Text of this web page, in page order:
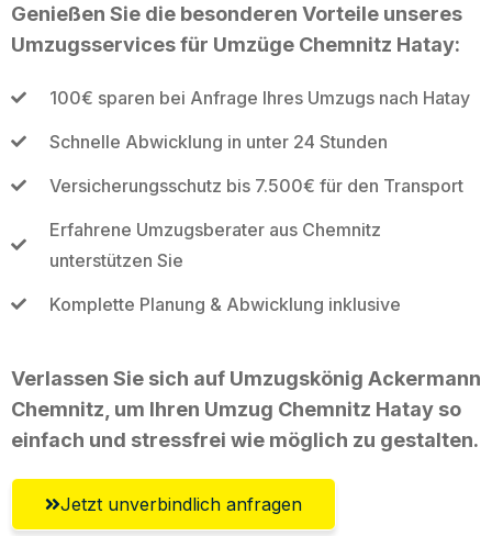
Genießen Sie die besonderen Vorteile unseres
Umzugsservices für Umzüge Chemnitz Hatay:
100€ sparen bei Anfrage Ihres Umzugs nach Hatay
Schnelle Abwicklung in unter 24 Stunden
Versicherungsschutz bis 7.500€ für den Transport
Erfahrene Umzugsberater aus Chemnitz
unterstützen Sie
Komplette Planung & Abwicklung inklusive
Verlassen Sie sich auf Umzugskönig Ackermann
Chemnitz, um Ihren Umzug Chemnitz Hatay so
einfach und stressfrei wie möglich zu gestalten.
Jetzt unverbindlich anfragen